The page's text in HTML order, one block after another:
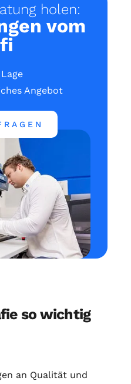
holen:
vom
Angebot
so wichtig
an Qualität und